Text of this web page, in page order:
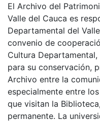
El Archivo del
Valle del Cauca es
Departamental del
convenio de
Cultura
para su conservación,
Archivo entre la
especialmente entre
que visitan la
permanente. La